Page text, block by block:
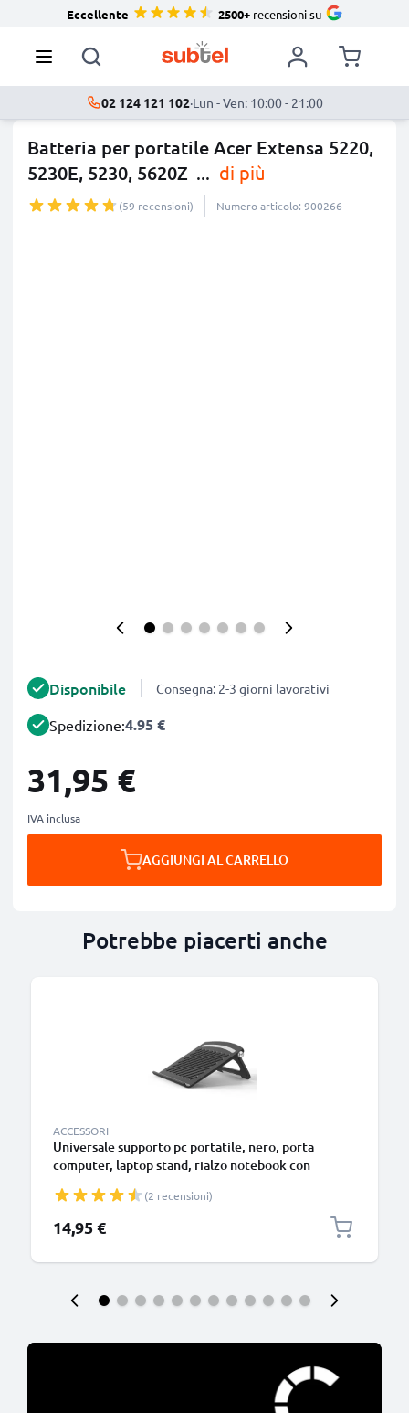
Eccellente 2500+recensioni su
02 124 121 102·Lun - Ven: 10:00 - 21:00
Batteria per portatile Acer Extensa 5220,
5230E, 5230, 5620Z ... di più
(59 recensioni) Numero articolo: 900266
Disponibile Consegna: 2-3 giorni lavorativi
Spedizione:4.95 €
31,95 €
IVA inclusa
AGGIUNGI AL CARRELLO
Potrebbe piacerti anche
ACCESSORI
Universale supporto pc portatile, nero, porta
computer, laptop stand, rialzo notebook con
più comoda – per portatile da 13” ai 17,3 pollici
(2 recensioni)
14,95 €